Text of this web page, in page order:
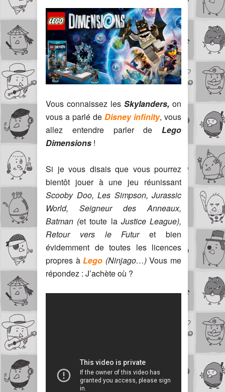
Vous connaissez les Skylanders, on
vous a parlé de Disney infinity, vous
allez entendre parler de Lego
Dimensions !
Si je vous disais que vous pourrez
bientôt jouer à une jeu réunissant
Scooby Doo, Les Simpson, Jurassic
World, Seigneur des Anneaux,
Batman (et toute laJustice League),
Retour vers le Futuret bien
évidemment de toutes les licences
propres à Lego (Ninjago…)Vous me
répondez : J’achète où ?